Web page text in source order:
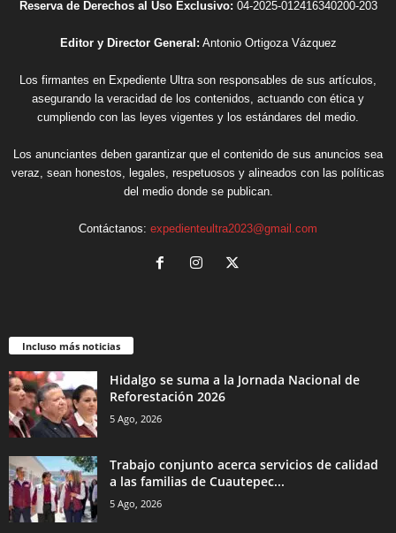
Reserva de Derechos al Uso Exclusivo: 04-2025-012416340200-203
Editor y Director General: Antonio Ortigoza Vázquez
Los firmantes en Expediente Ultra son responsables de sus artículos,
asegurando la veracidad de los contenidos, actuando con ética y
cumpliendo con las leyes vigentes y los estándares del medio.
Los anunciantes deben garantizar que el contenido de sus anuncios sea
veraz, sean honestos, legales, respetuosos y alineados con las políticas
del medio donde se publican.
Contáctanos: expedienteultra2023@gmail.com
Incluso más noticias
Hidalgo se suma a la Jornada Nacional de
Reforestación 2026
5 Ago, 2026
Trabajo conjunto acerca servicios de calidad
a las familias de Cuautepec...
5 Ago, 2026